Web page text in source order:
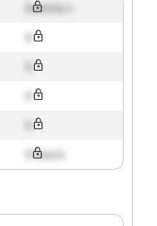
Dummy x
X hours